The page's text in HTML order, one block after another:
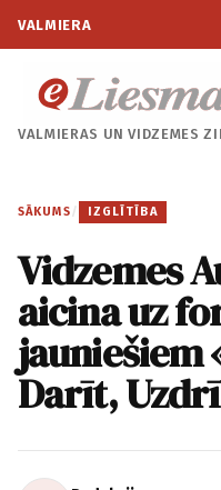
VALMIERA
VALMIERAS UNVIDZEMES
SĀKUMS / IZGLĪTĪBA
Vidzemes
aicina uz
jauniešiem
Darīt,